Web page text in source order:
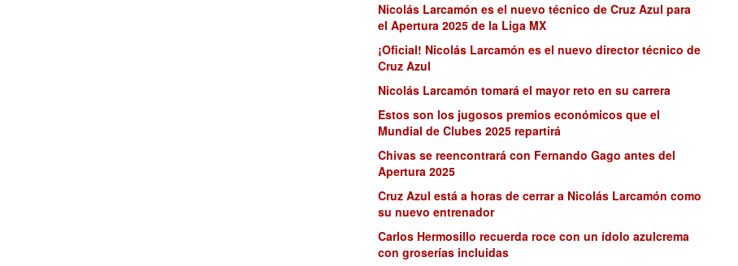
Nicolás Larcamón es el nuevo técnico de Cruz Azul para
el Apertura 2025 de la Liga MX
¡Oficial! Nicolás Larcamón es el nuevo director técnico de
Cruz Azul
Nicolás Larcamón tomará el mayor reto en su carrera
Estos son los jugosos premios económicos que el
Mundial de Clubes 2025 repartirá
Chivas se reencontrará con Fernando Gago antes del
Apertura 2025
Cruz Azul está a horas de cerrar a Nicolás Larcamón como
su nuevo entrenador
Carlos Hermosillo recuerda roce con un ídolo azulcrema
con groserías incluidas